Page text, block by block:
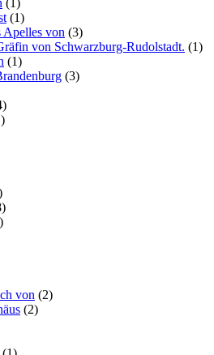
(1)
Apelles von (3)
von Schwarzburg-Rudolstadt. (1)
(1)
(3)
von (2)
(2)